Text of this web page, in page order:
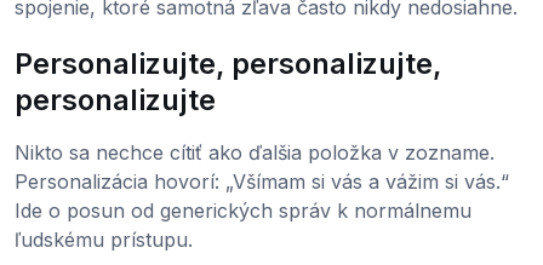
spojenie, ktoré samotná zľava často nikdy nedosiahne.
Personalizujte, personalizujte,
personalizujte
Nikto sa nechce cítiť ako ďalšia položka v zozname.
Personalizácia hovorí: „Všímam si vás a vážim si vás.“
Ide o posun od generických správ k normálnemu
ľudskému prístupu.